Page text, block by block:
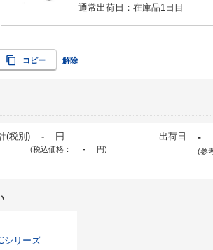
通常出荷日：在庫品1日目
コピー 解除
(税別) - 円
(税込価格： - 円)
出荷日 -
(参
シリーズ